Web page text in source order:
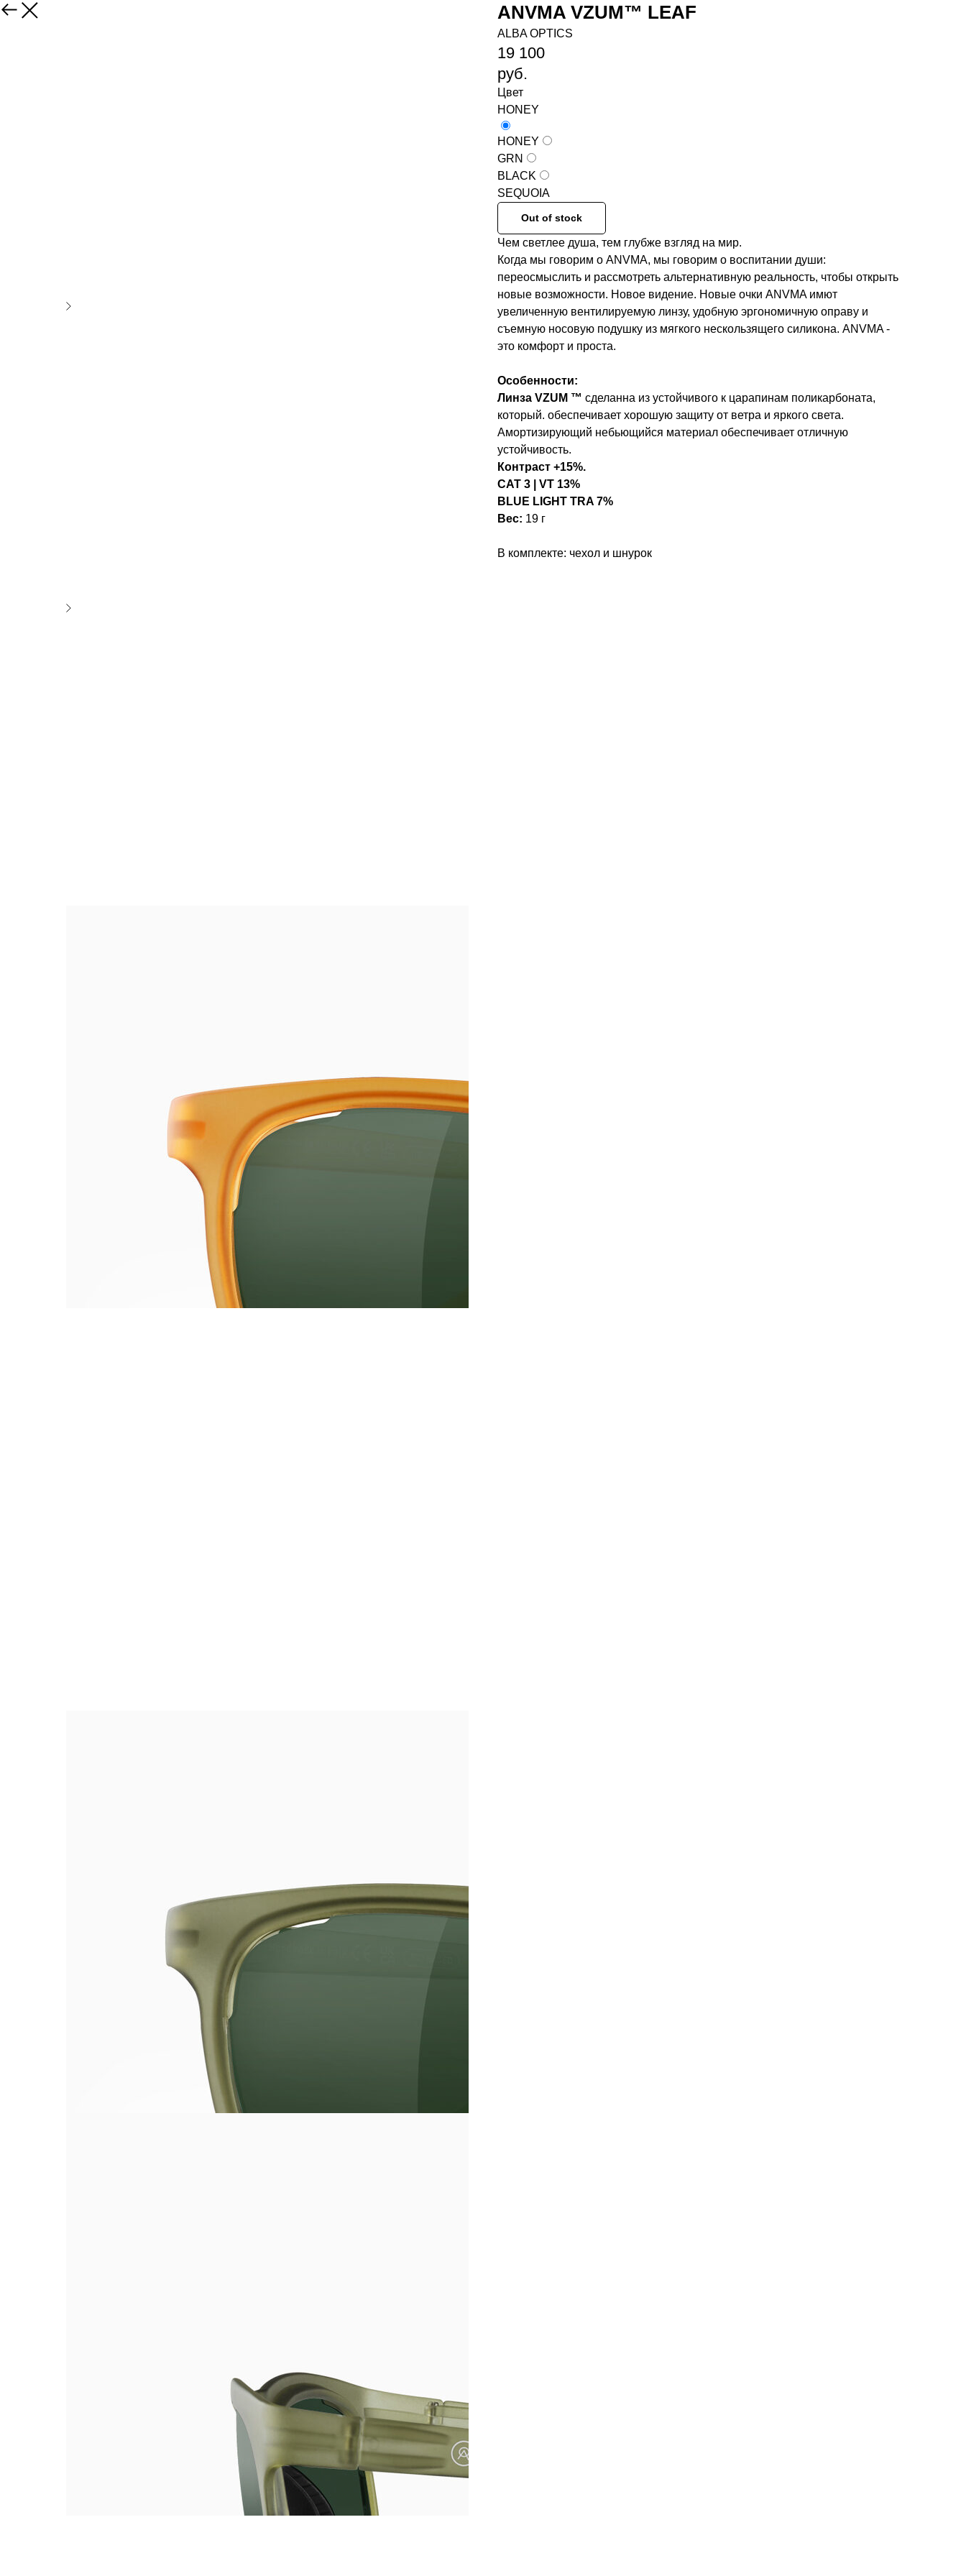
ANVMA VZUM™ LEAF
ALBA OPTICS
19 100
руб.
Цвет
HONEY
HONEY
GRN
BLACK
SEQUOIA
Out of stock
Чем светлее душа, тем глубже взгляд на мир.
Когда мы говорим о ANVMA, мы говорим о воспитании души:
переосмыслить и рассмотреть альтернативную реальность, чтобы открыть
новые возможности. Новое видение. Новые очки ANVMA имют
увеличенную вентилируемую линзу, удобную эргономичную оправу и
съемную носовую подушку из мягкого нескользящего силикона. ANVMA -
это комфорт и проста.
Особенности:
Линза VZUM ™ сделанна из устойчивого к царапинам поликарбоната,
который. обеспечивает хорошую защиту от ветра и яркого света.
Амортизирующий небьющийся материал обеспечивает отличную
устойчивость.
Контраст +15%.
CAT 3 | VT 13%
BLUE LIGHT TRA 7%
Вес: 19 г
В комплекте: чехол и шнурок